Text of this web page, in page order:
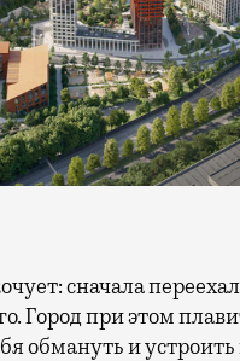
Город при этом
обмануть и